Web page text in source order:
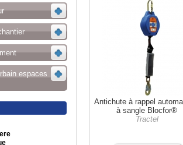
espaces
Antichute à rappel
à sangle Blocfor®
Tractel